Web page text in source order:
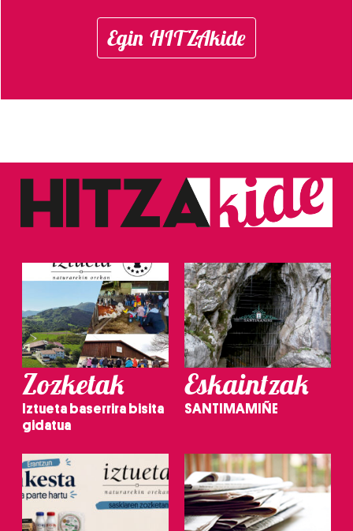
Egin HITZAkide
Zozketak
Iztueta baserrira bisita
gidatua
Eskaintzak
SANTIMAMIÑE